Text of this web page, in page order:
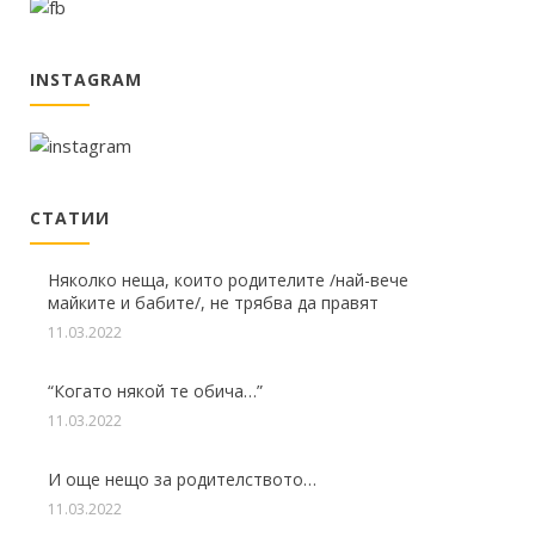
INSTAGRAM
СТАТИИ
Няколко неща, които родителите /най-вече
майките и бабите/, не трябва да правят
11.03.2022
“Когато някой те обича…”
11.03.2022
И още нещо за родителството…
11.03.2022